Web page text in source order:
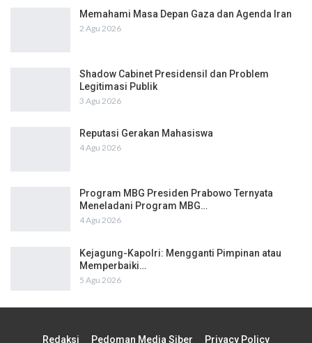
Memahami Masa Depan Gaza dan Agenda Iran
2 Agu 2026
Shadow Cabinet Presidensil dan Problem
Legitimasi Publik
3 Agu 2026
Reputasi Gerakan Mahasiswa
4 Agu 2026
Program MBG Presiden Prabowo Ternyata
Meneladani Program MBG…
4 Agu 2026
Kejagung-Kapolri: Mengganti Pimpinan atau
Memperbaiki…
5 Agu 2026
Redaksi Pedoman Media Siber Privacy Policy